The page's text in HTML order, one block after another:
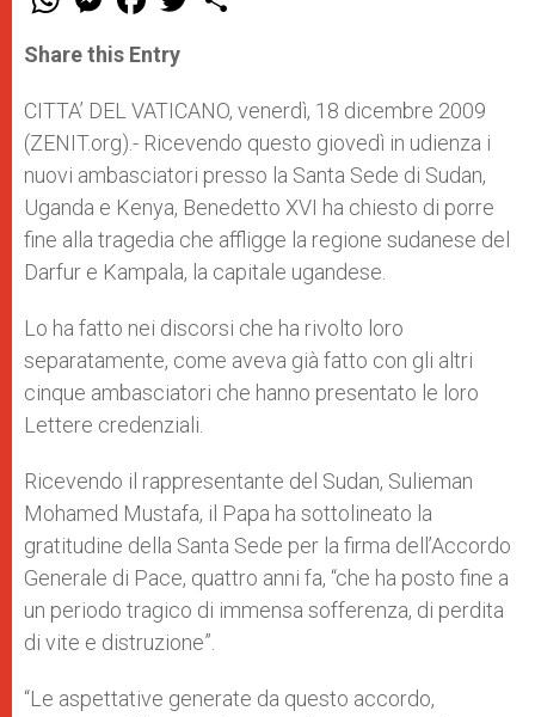
t
s
p
p
e
s
e
g
e
r
a
e
b
o
k
w
r
Share this Entry
CITTA’ DEL VATICANO, venerdì, 18 dicembre 2009
(ZENIT.org).- Ricevendo questo giovedì in udienza i
nuovi ambasciatori presso la Santa Sede di Sudan,
Uganda e Kenya, Benedetto XVI ha chiesto di porre
fine alla tragedia che affligge la regione sudanese del
Darfur e Kampala, la capitale ugandese.
Lo ha fatto nei discorsi che ha rivolto loro
separatamente, come aveva già fatto con gli altri
cinque ambasciatori che hanno presentato le loro
Lettere credenziali.
Ricevendo il rappresentante del Sudan, Sulieman
Mohamed Mustafa, il Papa ha sottolineato la
gratitudine della Santa Sede per la firma dell’Accordo
Generale di Pace, quattro anni fa, “che ha posto fine a
un periodo tragico di immensa sofferenza, di perdita
di vite e distruzione”.
“Le aspettative generate da questo accordo,